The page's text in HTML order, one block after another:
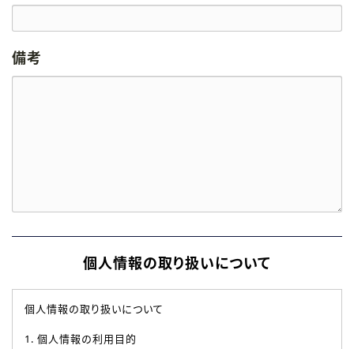
備考
個人情報の取り扱いについて
個人情報の取り扱いについて
1. 個人情報の利用目的